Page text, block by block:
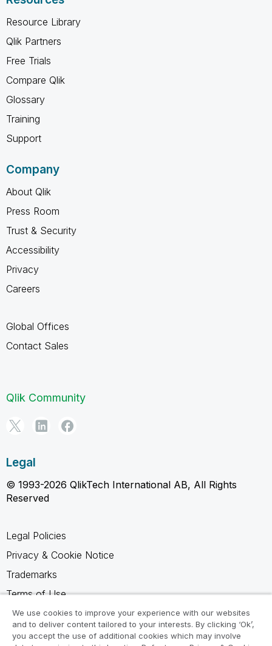
Resource Library
Qlik Partners
Free Trials
Compare Qlik
Glossary
Training
Support
Company
About Qlik
Press Room
Trust & Security
Accessibility
Privacy
Careers
Global Offices
Contact Sales
Qlik Community
Legal
© 1993-2026 QlikTech International AB, All Rights
Reserved
Legal Policies
Privacy & Cookie Notice
Trademarks
Terms of Use
Legal Agreements
Product Terms
We use cookies to improve your experience with our websites
and to deliver content tailored to your interests. By clicking ‘Ok’,
you accept the use of additional cookies which may involve